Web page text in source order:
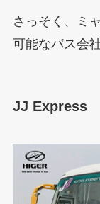
さっそく、ミ
可能なバス会
JJ Express